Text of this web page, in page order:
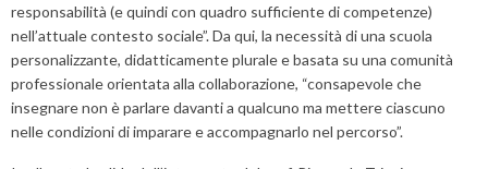
responsabilità (e quindi con quadro sufficiente di competenze)
nell’attuale contesto sociale”. Da qui, la necessità di una scuola
personalizzante, didatticamente plurale e basata su una comunità
professionale orientata alla collaborazione, “consapevole che
insegnare non è parlare davanti a qualcuno ma mettere ciascuno
nelle condizioni di imparare e accompagnarlo nel percorso”.